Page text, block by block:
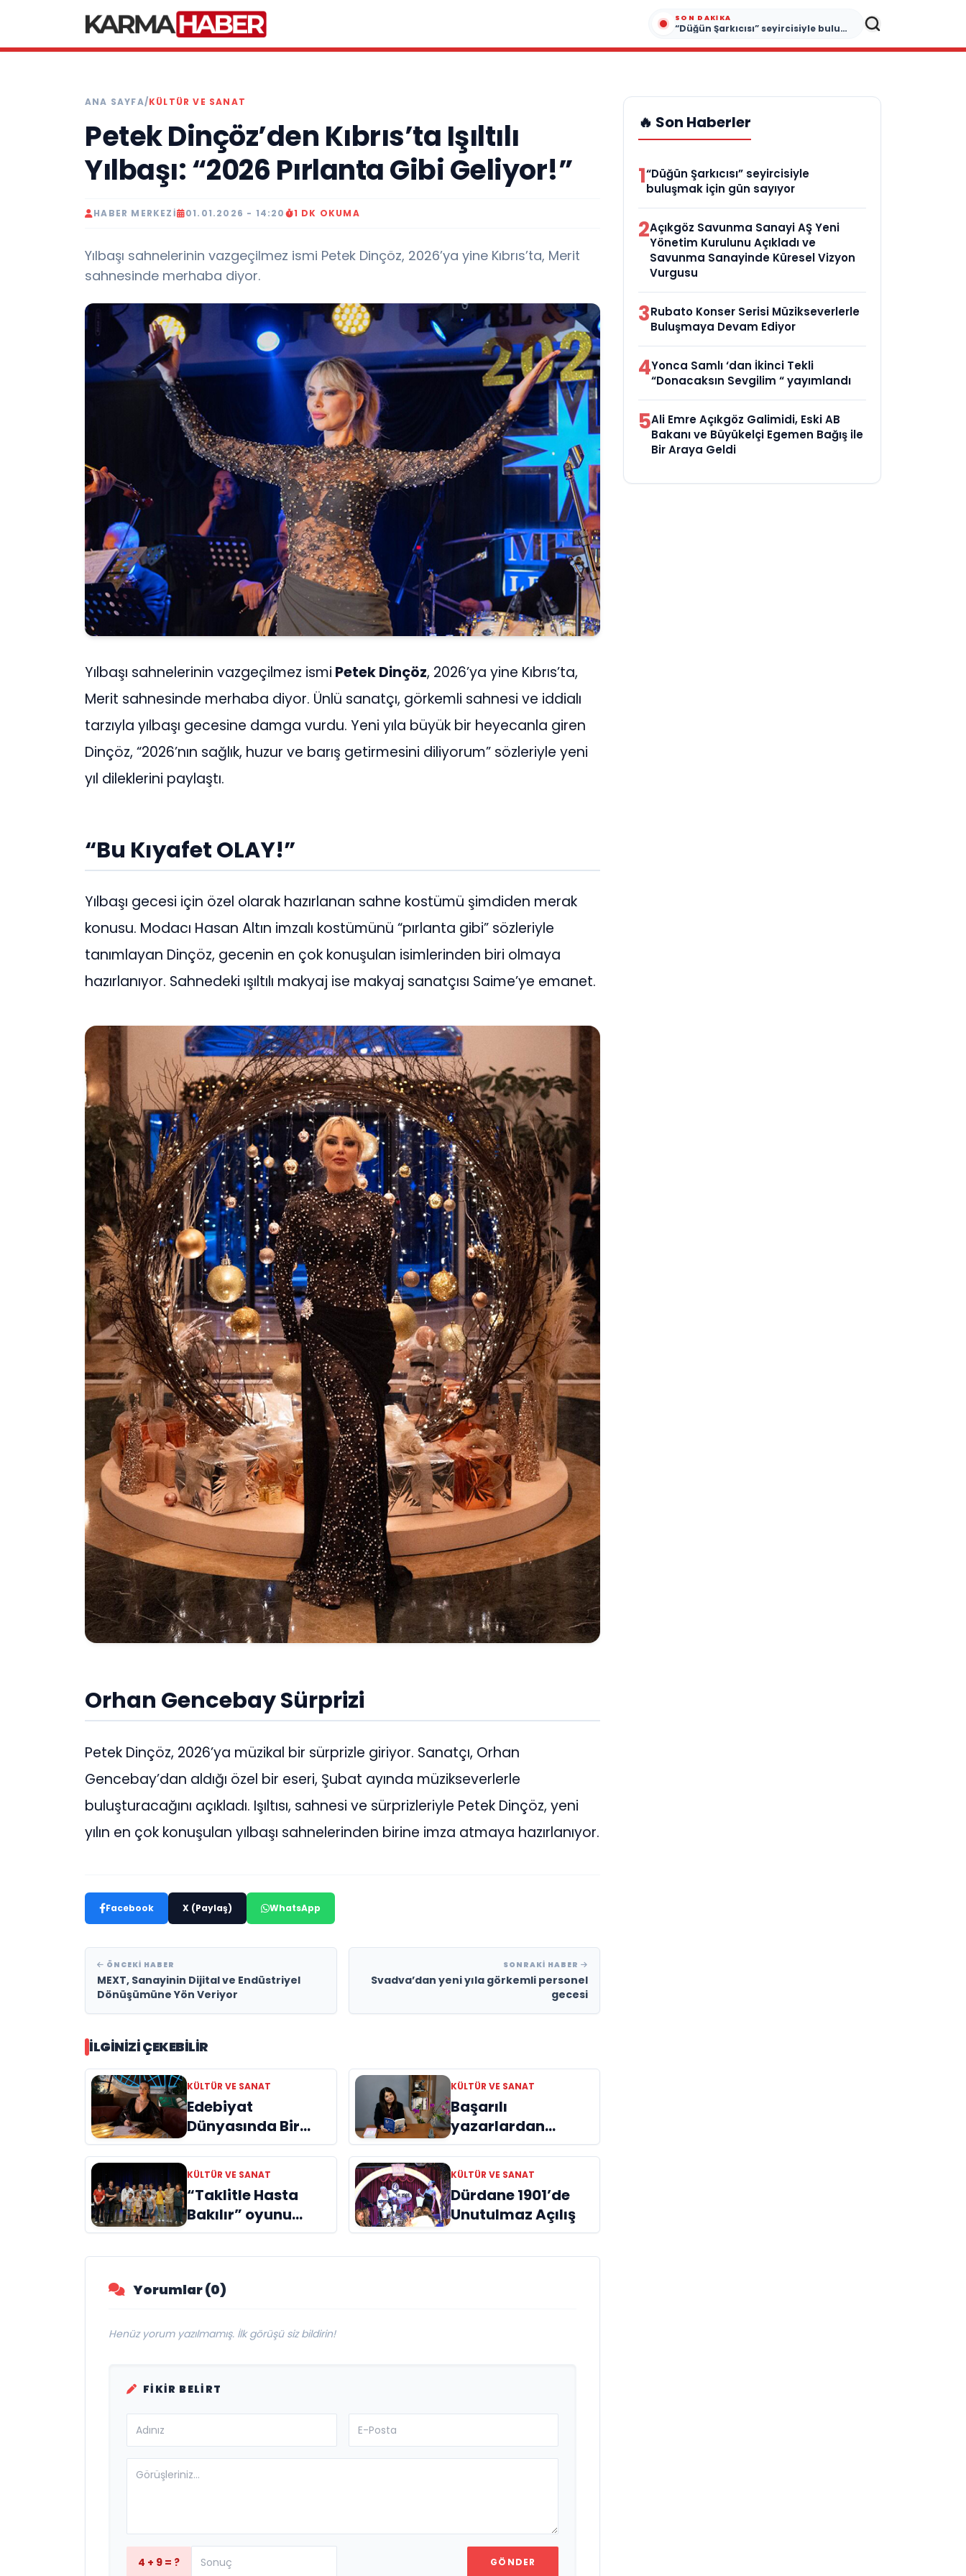
SON DAKIKA
“Düğün Şarkıcısı” seyircisiyle buluşmak için gün sayıyor
ANA SAYFA/KÜLTÜR VE SANAT
Petek Dinçöz’den Kıbrıs’ta Işıltılı
Yılbaşı: “2026 Pırlanta Gibi Geliyor!”
HABER MERKEZI 01.01.2026 - 14:20 1 DK OKUMA
Yılbaşı sahnelerinin vazgeçilmez ismi Petek Dinçöz, 2026’ya yine Kıbrıs’ta, Merit
sahnesinde merhaba diyor.
Yılbaşı sahnelerinin vazgeçilmez ismi Petek Dinçöz, 2026’ya yine Kıbrıs’ta,
Merit sahnesinde merhaba diyor. Ünlü sanatçı, görkemli sahnesi ve iddialı
tarzıyla yılbaşı gecesine damga vurdu. Yeni yıla büyük bir heyecanla giren
Dinçöz, “2026’nın sağlık, huzur ve barış getirmesini diliyorum” sözleriyle yeni
yıl dileklerini paylaştı.
“Bu Kıyafet OLAY!”
Yılbaşı gecesi için özel olarak hazırlanan sahne kostümü şimdiden merak
konusu. Modacı Hasan Altın imzalı kostümünü “pırlanta gibi” sözleriyle
tanımlayan Dinçöz, gecenin en çok konuşulan isimlerinden biri olmaya
hazırlanıyor. Sahnedeki ışıltılı makyaj ise makyaj sanatçısı Saime’ye emanet.
Orhan Gencebay Sürprizi
Petek Dinçöz, 2026’ya müzikal bir sürprizle giriyor. Sanatçı, Orhan
Gencebay’dan aldığı özel bir eseri, Şubat ayında müzikseverlerle
buluşturacağını açıkladı. Işıltısı, sahnesi ve sürprizleriyle Petek Dinçöz, yeni
yılın en çok konuşulan yılbaşı sahnelerinden birine imza atmaya hazırlanıyor.
Facebook X (Paylaş) WhatsApp
ÖNCEKI HABER
MEXT, Sanayinin Dijital ve Endüstriyel
Dönüşümüne Yön Veriyor
SONRAKI HABER
Svadva’dan yeni yıla görkemli personel
gecesi
İLGINIZI ÇEKEBILIR
KÜLTÜR VE SANAT
Edebiyat
Dünyasında Bir
Genç Deha
Doğuyor: Dilruba
Engin ve Zift Karası
Evreni ‘AVENOİR’
KÜLTÜR VE SANAT
Başarılı
yazarlardan
Azime Savaş’tan
başucu kitabı
“Emanet”
raflardaki yerini
aldı
KÜLTÜR VE SANAT
“Taklitle Hasta
Bakılır” oyunu
engelleri sanatla
aştı
KÜLTÜR VE SANAT
Dürdane 1901’de
Unutulmaz Açılış
Yorumlar (0)
Henüz yorum yazılmamış. İlk görüşü siz bildirin!
FIKIR BELIRT
4 + 9 = ? GÖNDER
🔥 Son Haberler
1“Düğün Şarkıcısı” seyircisiyle
buluşmak için gün sayıyor
2Açıkgöz Savunma Sanayi AŞ Yeni
Yönetim Kurulunu Açıkladı ve
Savunma Sanayinde Küresel Vizyon
Vurgusu
3Rubato Konser Serisi Müzikseverlerle
Buluşmaya Devam Ediyor
4Yonca Samlı ‘dan İkinci Tekli
“Donacaksın Sevgilim “ yayımlandı
5Ali Emre Açıkgöz Galimidi, Eski AB
Bakanı ve Büyükelçi Egemen Bağış ile
Bir Araya Geldi